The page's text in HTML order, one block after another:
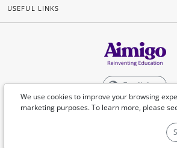
We use cookies to improve your browsing
marketing purposes. To learn more, please
USEFUL LINKS
English
©Aimigo 2026